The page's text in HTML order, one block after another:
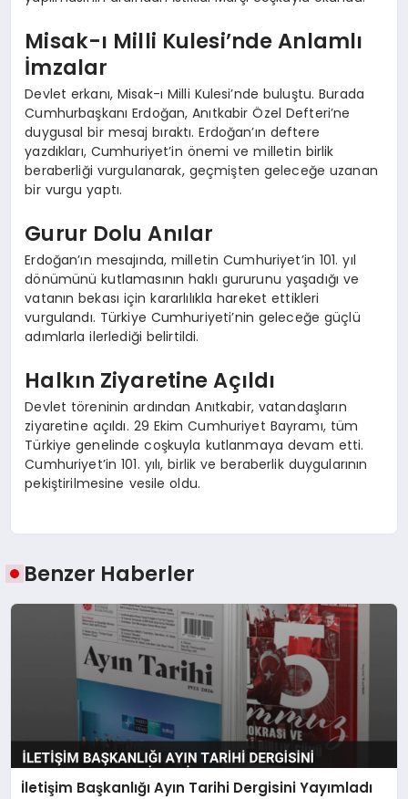
Misak-ı Milli Kulesi’nde Anlamlı
İmzalar
Devlet erkanı, Misak-ı Milli Kulesi’nde buluştu. Burada
Cumhurbaşkanı Erdoğan, Anıtkabir Özel Defteri’ne
duygusal bir mesaj bıraktı. Erdoğan’ın deftere
yazdıkları, Cumhuriyet’in önemi ve milletin birlik
beraberliği vurgulanarak, geçmişten geleceğe uzanan
bir vurgu yaptı.
Gurur Dolu Anılar
Erdoğan’ın mesajında, milletin Cumhuriyet’in 101. yıl
dönümünü kutlamasının haklı gururunu yaşadığı ve
vatanın bekası için kararlılıkla hareket ettikleri
vurgulandı. Türkiye Cumhuriyeti’nin geleceğe güçlü
adımlarla ilerlediği belirtildi.
Halkın Ziyaretine Açıldı
Devlet töreninin ardından Anıtkabir, vatandaşların
ziyaretine açıldı. 29 Ekim Cumhuriyet Bayramı, tüm
Türkiye genelinde coşkuyla kutlanmaya devam etti.
Cumhuriyet’in 101. yılı, birlik ve beraberlik duygularının
pekiştirilmesine vesile oldu.
Benzer Haberler
İletişim Başkanlığı Ayın Tarihi Dergisini Yayımladı